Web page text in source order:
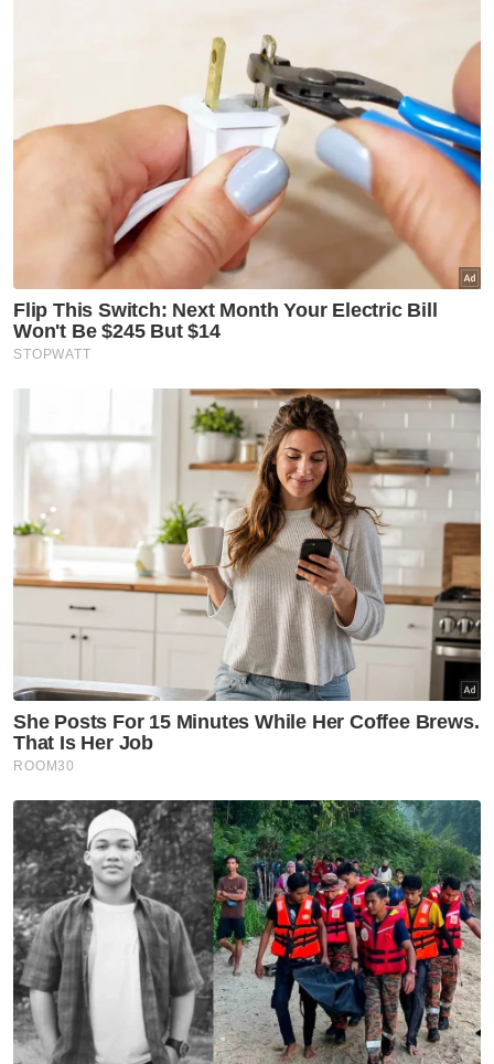
Ismail Sabri didakwa esok di
Mahkamah Sesyen Kuala
Lumpur
Semasa
Mahkamah ketepi notis
taksiran tambahan cukai
RM313.8 juta terhadap Na'imah
Semasa
Jolok kelapa guna galah besi
punca tiga polis maut terkena